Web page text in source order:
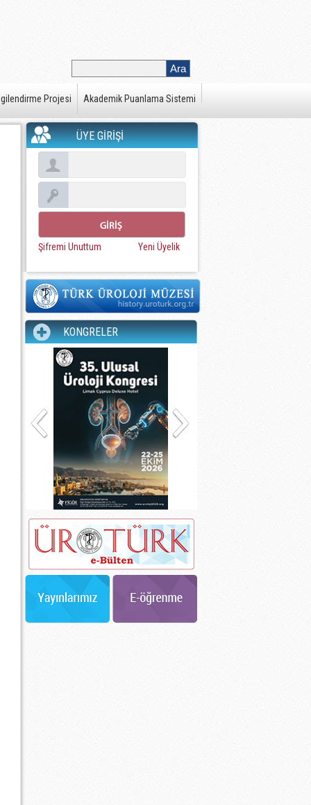
Projesi Akademik Puanlama Sistemi
ÜYE GİRİŞİ
Şifremi Unuttum Yeni Üyelik
KONGRELER